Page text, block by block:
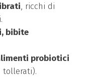
, ricchi di
bibite
probiotici
tollerati).